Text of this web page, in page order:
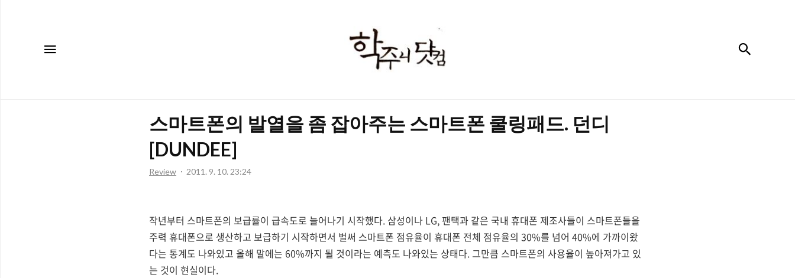
주
컴
스마트폰의 발열을 좀 잡아주는 스마트폰 쿨링패드. 던디
[DUNDEE]
Review 2011. 9. 10. 23:24
작년부터 스마트폰의 보급률이 급속도로 늘어나기 시작했다. 삼성이나 LG, 팬택과 같은 국내 휴대폰 제조사들이 스마트폰들을
주력 휴대폰으로 생산하고 보급하기 시작하면서 벌써 스마트폰 점유율이 휴대폰 전체 점유율의 30%를 넘어 40%에 가까이왔
다는 통계도 나와있고 올해 말에는 60%까지 될 것이라는 예측도 나와있는 상태다. 그만큼 스마트폰의 사용율이 높아져가고 있
는 것이 현실이다.